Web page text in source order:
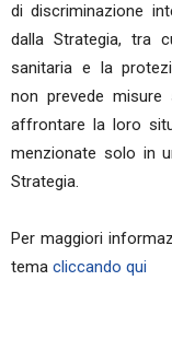
di discriminazione
dalla Strategia, tra
sanitaria e la
non prevede
affrontare la loro
menzionate solo in
Strategia.
Per maggiori
tema cliccando qui